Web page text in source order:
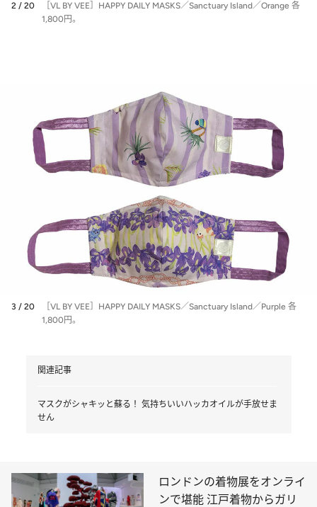
2 / 20
［VL BY VEE］HAPPY DAILY MASKS／Sanctuary Island／Orange 各
1,800円。
3 / 20
［VL BY VEE］HAPPY DAILY MASKS／Sanctuary Island／Purple 各
1,800円。
関連記事
マスクがシャキッと蘇る！ 気持ちいいハッカオイルが手放せま
せん
ロンドンの着物展をオンライ
ンで堪能 江戸着物からガリ